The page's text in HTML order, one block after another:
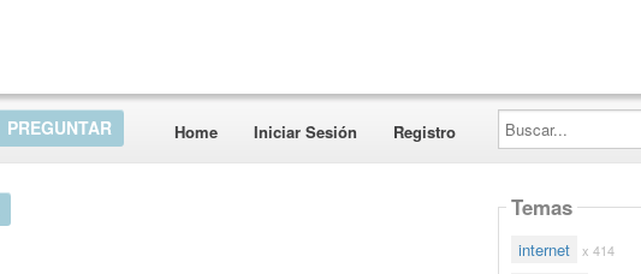
Home Iniciar Sesión Registro
Buscar...
Temas
internet x 414